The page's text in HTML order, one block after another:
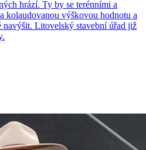
hrází. Ty by se terénními a
kolaudovanou výškovou hodnotu a
navýšit. Litovelský stavební úřad již